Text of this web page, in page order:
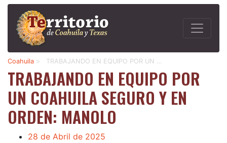
Coahuila > TRABAJANDO EN EQUIPO POR UN …
TRABAJANDO EN EQUIPO POR
UN COAHUILA SEGURO Y EN
ORDEN: MANOLO
28 de Abril de 2025